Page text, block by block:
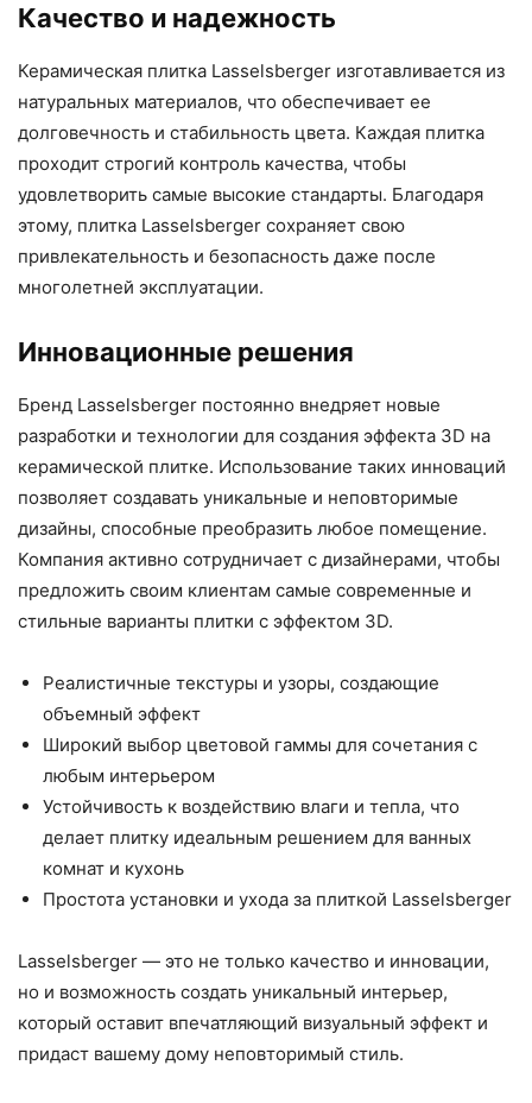
Качество и надежность
Керамическая плитка Lasselsberger изготавливается из
натуральных материалов, что обеспечивает ее
долговечность и стабильность цвета. Каждая плитка
проходит строгий контроль качества, чтобы
удовлетворить самые высокие стандарты. Благодаря
этому, плитка Lasselsberger сохраняет свою
привлекательность и безопасность даже после
многолетней эксплуатации.
Инновационные решения
Бренд Lasselsberger постоянно внедряет новые
разработки и технологии для создания эффекта 3D на
керамической плитке. Использование таких инноваций
позволяет создавать уникальные и неповторимые
дизайны, способные преобразить любое помещение.
Компания активно сотрудничает с дизайнерами, чтобы
предложить своим клиентам самые современные и
стильные варианты плитки с эффектом 3D.
Реалистичные текстуры и узоры, создающие
объемный эффект
Широкий выбор цветовой гаммы для сочетания с
любым интерьером
Устойчивость к воздействию влаги и тепла, что
делает плитку идеальным решением для ванных
комнат и кухонь
Простота установки и ухода за плиткой Lasselsberger
Lasselsberger — это не только качество и инновации,
но и возможность создать уникальный интерьер,
который оставит впечатляющий визуальный эффект и
придаст вашему дому неповторимый стиль.